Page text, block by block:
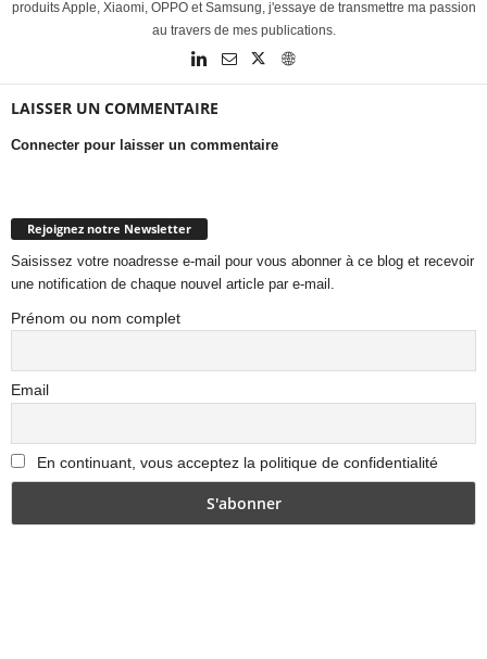
produits Apple, Xiaomi, OPPO et Samsung, j'essaye de transmettre ma passion
au travers de mes publications.
LAISSER UN COMMENTAIRE
Connecter pour laisser un commentaire
Rejoignez notre Newsletter
Saisissez votre noadresse e-mail pour vous abonner à ce blog et recevoir
une notification de chaque nouvel article par e-mail.
Prénom ou nom complet
Email
En continuant, vous acceptez la politique de confidentialité